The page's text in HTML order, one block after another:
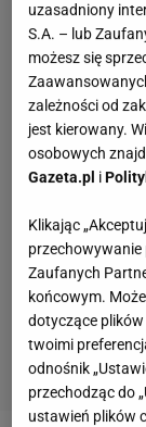
uzasadniony
S.A. – lub
możesz się
zależności od
jest kierowany.
osobowych
Gazeta.pl i
Klikając
przechowywanie
Zaufanych
końcowym.
dotyczące
twoimi
odnośnik
przechodząc do
ustawień plików